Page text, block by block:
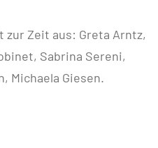
Zeit aus: Greta Arntz,
Sabrina Sereni,
Michaela Giesen.